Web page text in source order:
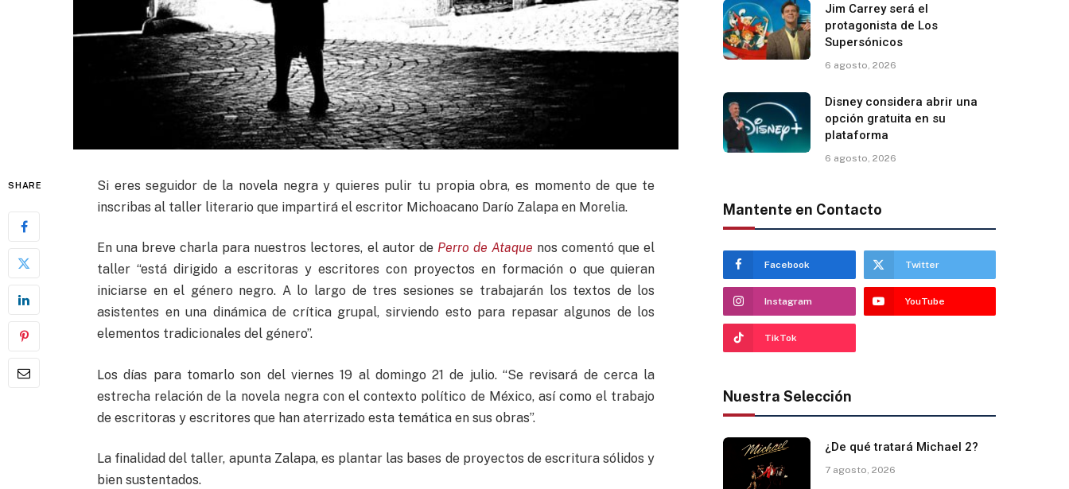
SHARE
Si eres seguidor de la novela negra y quieres pulir tu propia obra, es momento de que te
inscribas al taller literario que impartirá el escritor Michoacano Darío Zalapa en Morelia.
En una breve charla para nuestros lectores, el autor de Perro de Ataque nos comentó que el
taller “está dirigido a escritoras y escritores con proyectos en formación o que quieran
iniciarse en el género negro. A lo largo de tres sesiones se trabajarán los textos de los
asistentes en una dinámica de crítica grupal, sirviendo esto para repasar algunos de los
elementos tradicionales del género”.
Los días para tomarlo son del viernes 19 al domingo 21 de julio. “Se revisará de cerca la
estrecha relación de la novela negra con el contexto político de México, así como el trabajo
de escritoras y escritores que han aterrizado esta temática en sus obras”.
La finalidad del taller, apunta Zalapa, es plantar las bases de proyectos de escritura sólidos y
bien sustentados.
Jim Carrey será el
protagonista de Los
Supersónicos
6 agosto, 2026
Disney considera abrir una
opción gratuita en su
plataforma
6 agosto, 2026
Mantente en Contacto
Facebook Twitter
Instagram YouTube
TikTok
Nuestra Selección
¿De qué tratará Michael 2?
7 agosto, 2026